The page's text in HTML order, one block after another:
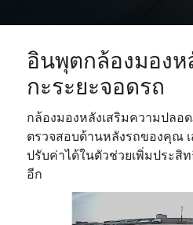
อินพุตกล้องมองห
กะระยะจอดรถ
กล้องมองหลังเสริมความปลอ
ตรวจสอบด้านหลังรถของคุณ
ปรับค่าได้ในตัวช่วยเพิ่มประสิ
อีก